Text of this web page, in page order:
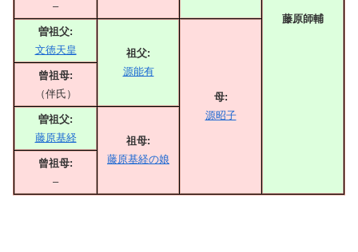
藤原師輔
–
曽祖父:
文徳天皇
祖父:
源能有
母:
源昭子
曾祖母:
（伴氏）
曽祖父:
藤原基経
祖母:
藤原基経の娘
曾祖母:
–